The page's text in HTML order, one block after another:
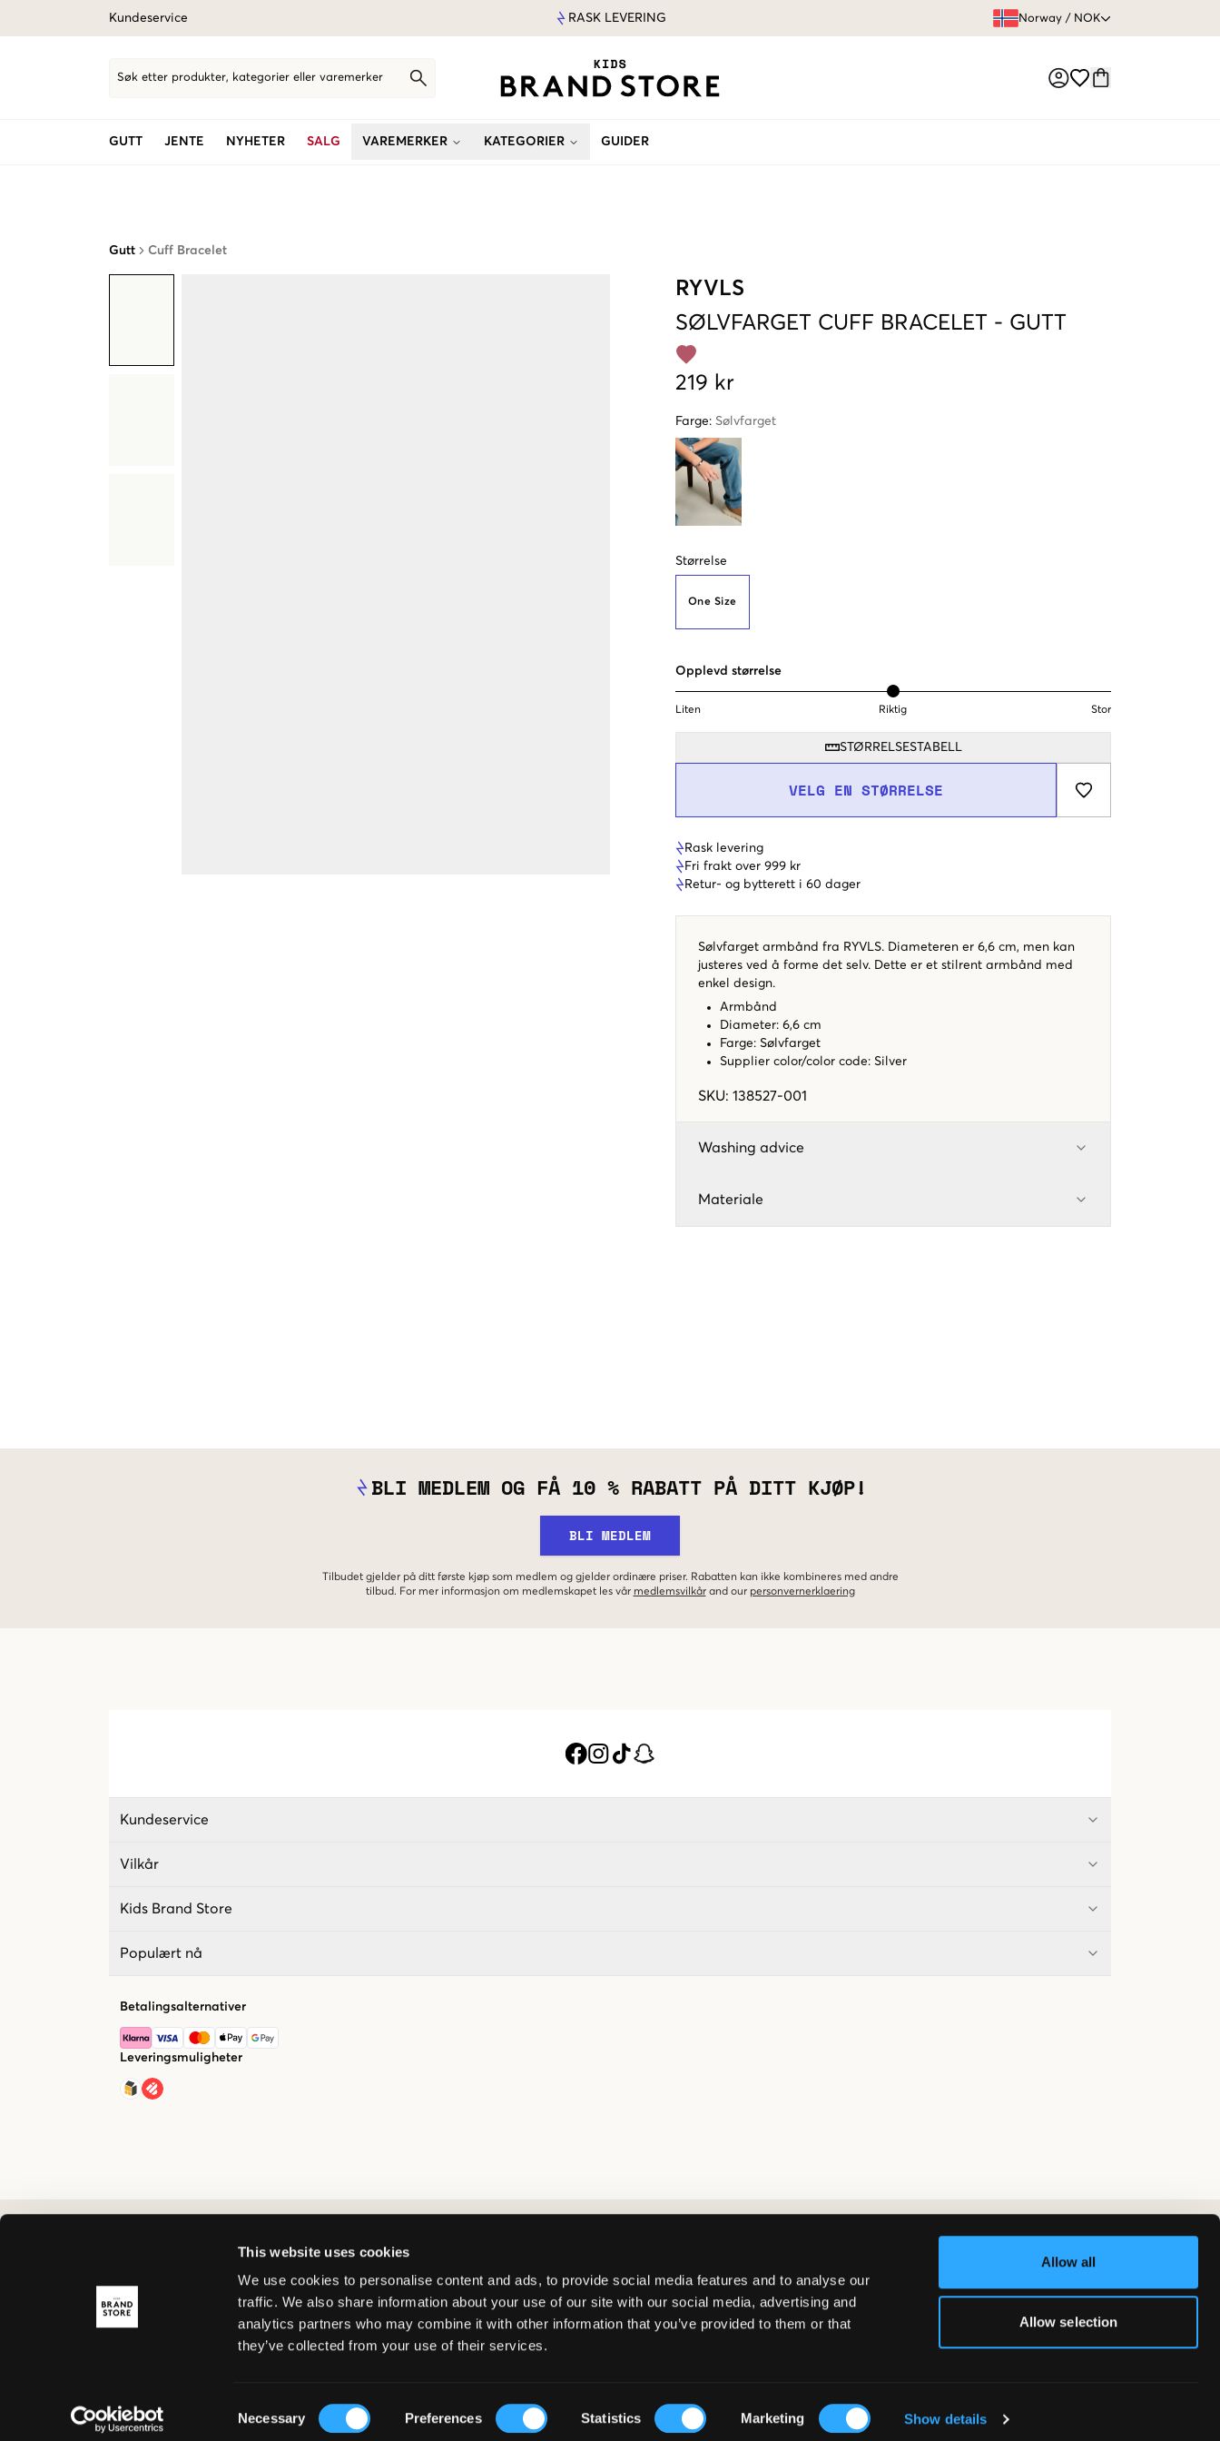
This website uses cookies
We use cookies to personalise content and ads, to provide social media features and to analyse our
traffic. We also share information about your use of our site with our social media, advertising and
analytics partners who may combine it with other information that you’ve provided to them or that
they’ve collected from your use of their services.
Selection
Necessary Preferences Statistics Marketing Show details
Allow all
Allow selection
Kundeservice RASK LEVERING Norway / NOK
Søk etter produkter, kategorier eller varemerker
GUTT JENTE NYHETER SALG VAREMERKER KATEGORIER GUIDER
Gutt Cuff Bracelet
RYVLS
SØLVFARGET CUFF BRACELET - GUTT
219 kr
Farge: Sølvfarget
Størrelse
One Size
Opplevd størrelse
Liten Riktig Stor
STØRRELSESTABELL
VELG EN STØRRELSE
Rask levering
Fri frakt over 999 kr
Retur- og bytterett i 60 dager
Sølvfarget armbånd fra RYVLS. Diameteren er 6,6 cm, men kan
justeres ved å forme det selv. Dette er et stilrent armbånd med
enkel design.
Armbånd
Diameter: 6,6 cm
Farge: Sølvfarget
Supplier color/color code: Silver
SKU: 138527-001
Washing advice
Materiale
BLI MEDLEM OG FÅ 10 % RABATT PÅ DITT KJØP!
BLI MEDLEM
Tilbudet gjelder på ditt første kjøp som medlem og gjelder ordinære priser. Rabatten kan ikke kombineres med andre
tilbud. For mer informasjon om medlemskapet les vår medlemsvilkår and our personvernerklaering
Kundeservice
Vilkår
Kids Brand Store
Populært nå
Betalingsalternativer
Leveringsmuligheter
© Copyright 2026 Kids Brand Store AB